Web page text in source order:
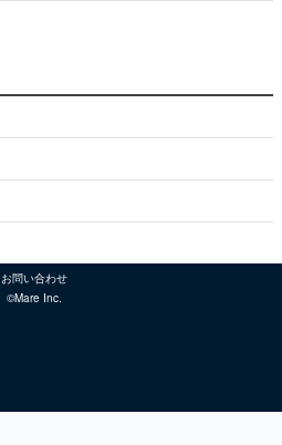
お問い合わせ
©Mare Inc.